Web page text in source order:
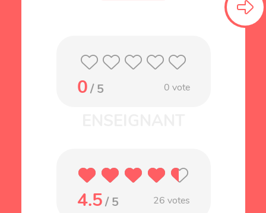
0/ 5 0 vote
4.5/ 5 26 votes